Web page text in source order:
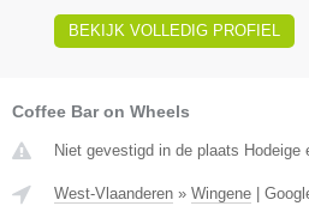
BEKIJK VOLLEDIG PROFIEL
Coffee Bar on Wheels
Niet gevestigd in de plaats Hodeige
West-Vlaanderen » Wingene